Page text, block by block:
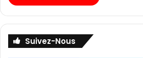
Suivez-Nous